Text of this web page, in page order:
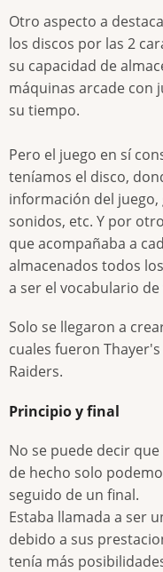
Otro aspecto a
los discos por las 2
su capacidad de
máquinas arcade con
su tiempo.
Pero el juego en sí
teníamos el disco,
información del juego,
sonidos, etc. Y por
que acompañaba a
almacenados todos
a ser el vocabulario
Solo se llegaron a
cuales fueron
Raiders.
Principio y final
No se puede decir que
de hecho solo
seguido de un final.
Estaba llamada a ser
debido a sus
tenía más